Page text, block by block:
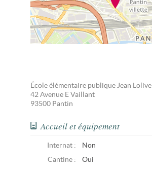
École élémentaire publique Jean Lolive
42 Avenue E Vaillant
93500 Pantin
Accueil et équipement
Internat :
Non
Cantine :
Oui